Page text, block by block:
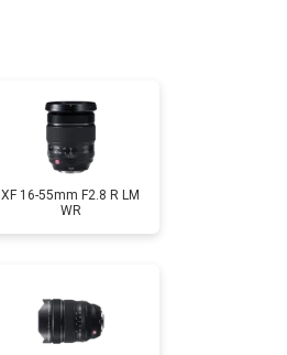
XF 16-55mm F2.8 R LM
WR